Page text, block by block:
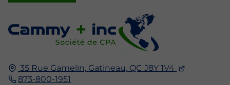
35 Rue Gamelin, Gatineau, QC J8Y 1V4
873-800-1951